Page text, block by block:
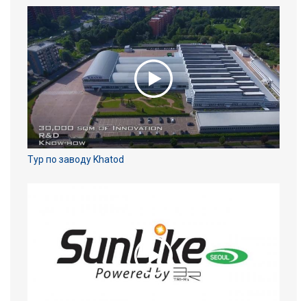
Тур по заводу Khatod